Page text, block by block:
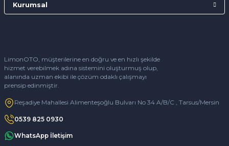
LimonOTO, müşterilerine en doğru ve en hızlı şekilde
hizmet verebilmek adına sistemini oluşturmuş olup,
alanında uzman ekibi ile çözüm odaklı çalışmayı
prensip edinmiştir.
Reşadiye Mahallesi Alimenteşoğlu Bulvarı No 34 A/B/C , Tarsus/Mersin
0539 825 0930
WhatsApp İletişim
Kurumsal